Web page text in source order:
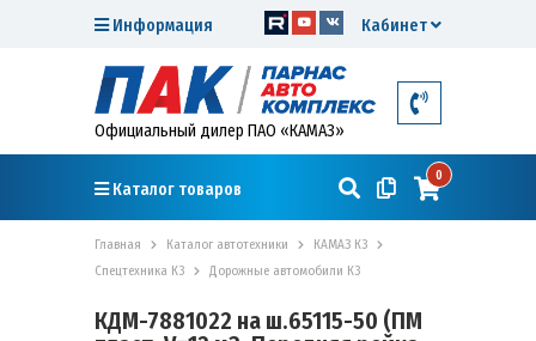
Кабинет
Информация
Официальный дилер ПАО «КАМАЗ»
Каталог товаров
0
Главная Каталог автотехники
КАМАЗ К3
Спецтехника К3
Дорожные автомобили К3
КДМ-7881022 на ш.65115-50 (ПМ